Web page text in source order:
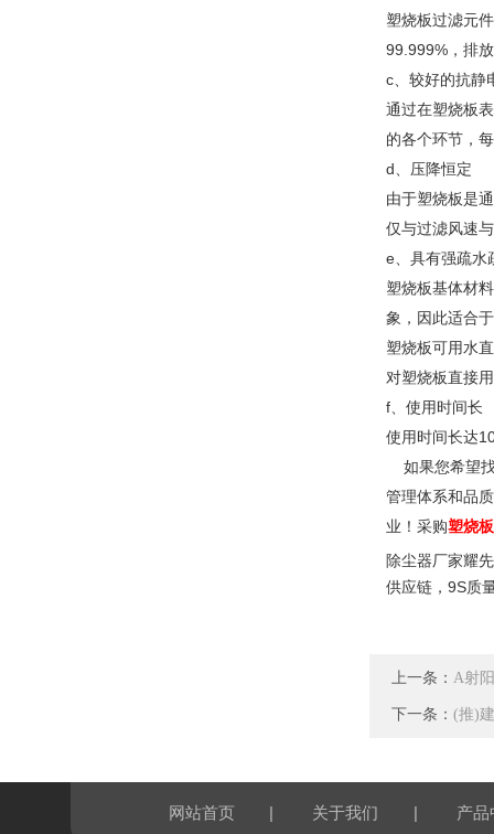
塑烧板过滤元
99.999%，排
c、较好的抗静
通过在塑烧板
的各个环节，
d、压降恒定
由于塑烧板是
仅与过滤风速
e、具有强疏水
塑烧板基体材
象，因此适合
塑烧板可用水
对塑烧板直接
f、使用时间长
使用时间长达
如果您希望
管理体系和品
业！采购塑烧
除尘器厂家耀
供应链， 9S质
上一条： A射
下一条： (推)
网站首页 | 关于我们 | 产品